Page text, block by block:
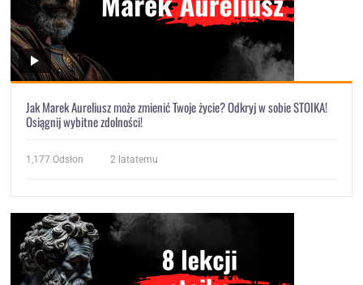
Jak Marek Aureliusz może zmienić Twoje życie? Odkryj w sobie STOIKA!
Osiągnij wybitne zdolności!
1,177 Odsłon 2 latatemu